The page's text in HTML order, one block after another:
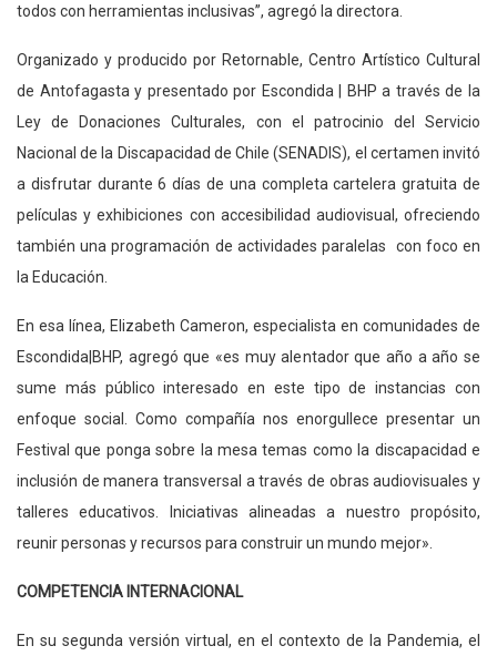
todos con herramientas inclusivas”, agregó la directora.
Organizado y producido por Retornable, Centro Artístico Cultural
de Antofagasta y presentado por Escondida | BHP a través de la
Ley de Donaciones Culturales, con el patrocinio del Servicio
Nacional de la Discapacidad de Chile (SENADIS), el certamen invitó
a disfrutar durante 6 días de una completa cartelera gratuita de
películas y exhibiciones con accesibilidad audiovisual, ofreciendo
también una programación de actividades paralelas con foco en
la Educación.
En esa línea, Elizabeth Cameron, especialista en comunidades de
Escondida|BHP, agregó que «es muy alentador que año a año se
sume más público interesado en este tipo de instancias con
enfoque social. Como compañía nos enorgullece presentar un
Festival que ponga sobre la mesa temas como la discapacidad e
inclusión de manera transversal a través de obras audiovisuales y
talleres educativos. Iniciativas alineadas a nuestro propósito,
reunir personas y recursos para construir un mundo mejor».
COMPETENCIA INTERNACIONAL
En su segunda versión virtual, en el contexto de la Pandemia, el